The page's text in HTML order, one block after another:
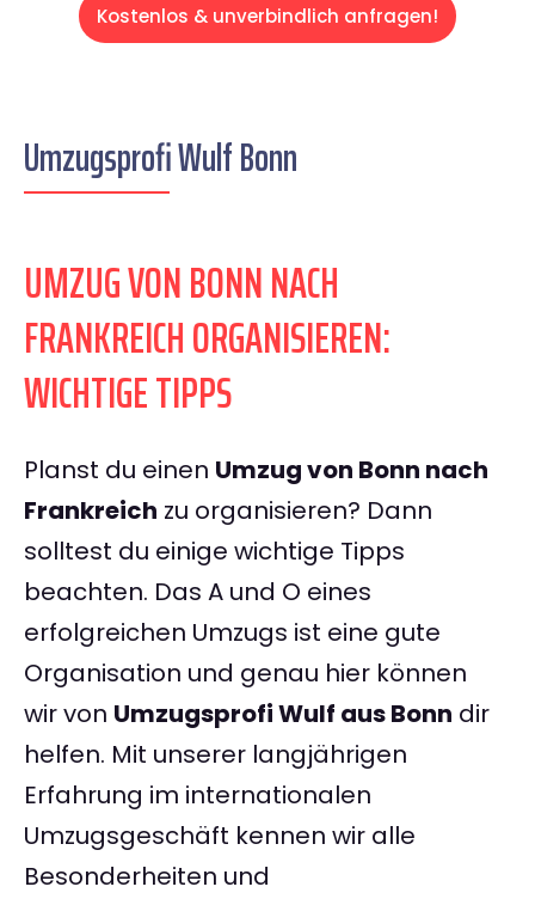
Kostenlos & unverbindlich anfragen!
Umzugsprofi Wulf Bonn
UMZUG VON BONN NACH
FRANKREICH ORGANISIEREN:
WICHTIGE TIPPS
Planst du einen Umzug von Bonn nach
Frankreich zu organisieren? Dann
solltest du einige wichtige Tipps
beachten. Das A und O eines
erfolgreichen Umzugs ist eine gute
Organisation und genau hier können
wir von Umzugsprofi Wulf aus Bonn dir
helfen. Mit unserer langjährigen
Erfahrung im internationalen
Umzugsgeschäft kennen wir alle
Besonderheiten und